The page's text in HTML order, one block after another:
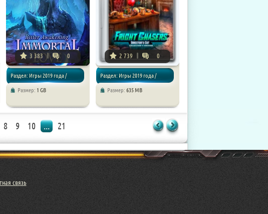
3 383 0
Раздел: Игры 2019 года /
Размер: 1 GB
2 739 0
Раздел: Игры 2019 года /
Размер: 635 MB
8 9 10 ... 21
связь